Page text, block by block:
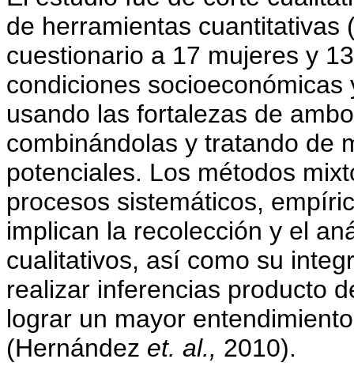
de herramientas cuantitativas
cuestionario a 17 mujeres y
condiciones
usando las fortalezas de
combinándolas y tratando de
potenciales. Los métodos
procesos sistemáticos,
implican la recolección y el
cualitativos, así como su
realizar inferencias producto
lograr un mayor
(Hernández et. al., 2010).